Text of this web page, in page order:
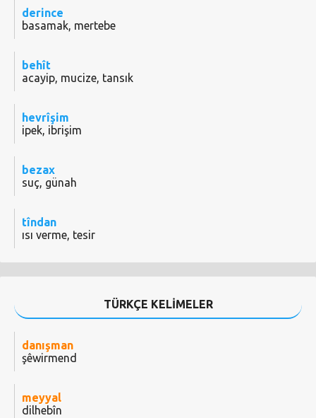
derince
basamak, mertebe
behît
acayip, mucize, tansık
hevrîşim
ipek, ibrişim
bezax
suç, günah
tîndan
ısı verme, tesir
TÜRKÇE KELİMELER
danışman
şêwirmend
meyyal
dilhebîn